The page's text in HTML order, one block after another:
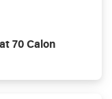
70 Calon